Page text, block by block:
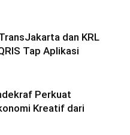
dan KRL
Tap Aplikasi
Perkuat
Kreatif dari